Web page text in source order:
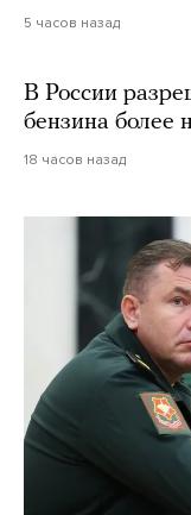
5 часов назад
В России
бензина более
18 часов назад